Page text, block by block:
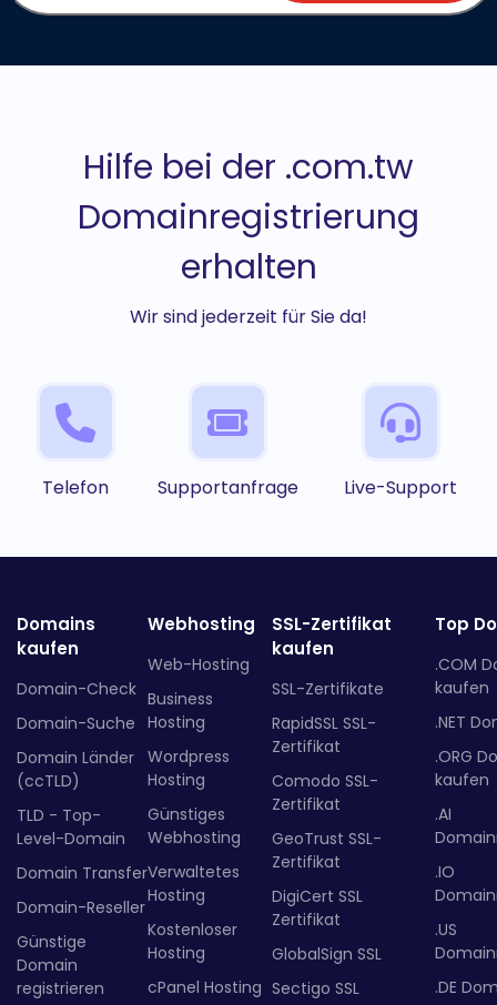
Hilfe bei der .com.tw
Domainregistrierung
erhalten
Wir sind jederzeit für Sie da!
Telefon Supportanfrage Live-Support
Domains
kaufen
Domain-Check
Domain-Suche
Domain Länder
(ccTLD)
TLD - Top-
Level-Domain
Domain Transfer
Domain-Reseller
Günstige
Domain
registrieren
Webhosting
Web-Hosting
Business
Hosting
Wordpress
Hosting
Günstiges
Webhosting
Verwaltetes
Hosting
Kostenloser
Hosting
cPanel Hosting
SSL-Zertifikat
kaufen
SSL-Zertifikate
RapidSSL SSL-
Zertifikat
Comodo SSL-
Zertifikat
GeoTrust SSL-
Zertifikat
DigiCert SSL
Zertifikat
GlobalSign SSL
Sectigo SSL
Top
.COM
kaufen
.NET
.ORG
kaufen
.AI
.IO
.US
.DE